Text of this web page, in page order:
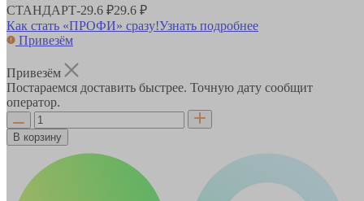
СТАНДАРТ-29.6 ₽29.6 ₽
Как стать «ПРОФИ» сразу!Узнать подробнее
Привезём
Привезём
Постараемся доставить быстрее. Точную дату сообщит
оператор.
В корзину